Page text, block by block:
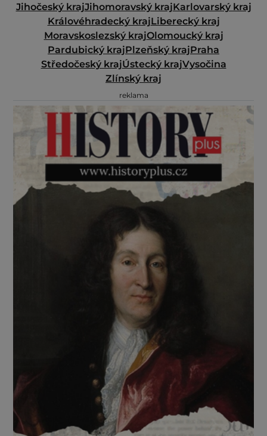
Jihočeský krajJihomoravský krajKarlovarský kraj
Královéhradecký krajLiberecký kraj
Moravskoslezský krajOlomoucký kraj
Pardubický krajPlzeňský krajPraha
Středočeský krajÚstecký krajVysočina
Zlínský kraj
reklama